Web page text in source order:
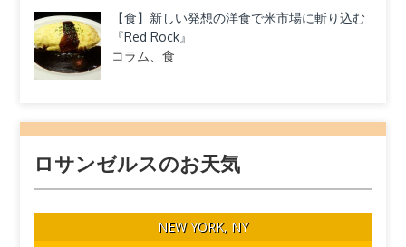
【食】新しい発想の洋食で米市場に斬り込む
『Red Rock』
コラム、食
ロサンゼルスのお天気
NEW YORK, NY